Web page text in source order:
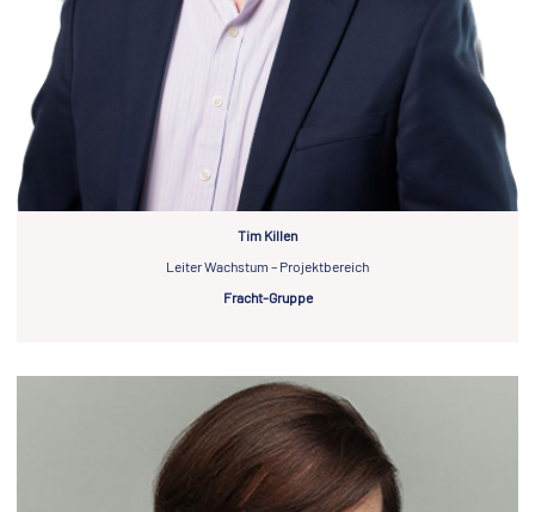
Tim Killen
Leiter Wachstum – Projektbereich
Fracht-Gruppe